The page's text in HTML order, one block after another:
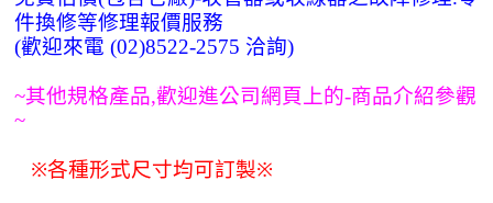
件換修等修理報價服務
(歡迎來電 (02)8522-2575 洽詢)
~其他規格產品,歡迎進公司網頁上的-商品介紹參觀
~
※各種形式尺寸均可訂製※